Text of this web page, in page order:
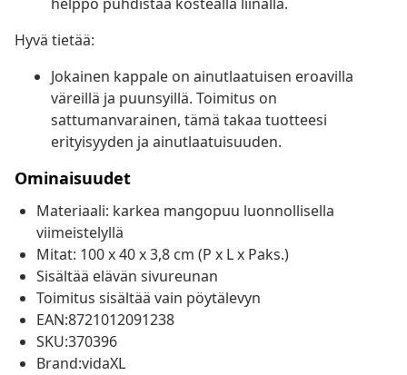
Hyvä tietää:
Jokainen kappale on ainutlaatuisen eroavilla
väreillä ja puunsyillä. Toimitus on
sattumanvarainen, tämä takaa tuotteesi
erityisyyden ja ainutlaatuisuuden.
Ominaisuudet
Materiaali: karkea mangopuu luonnollisella
viimeistelyllä
Mitat: 100 x 40 x 3,8 cm (P x L x Paks.)
Sisältää elävän sivureunan
Toimitus sisältää vain pöytälevyn
EAN:8721012091238
SKU:370396
Brand:vidaXL